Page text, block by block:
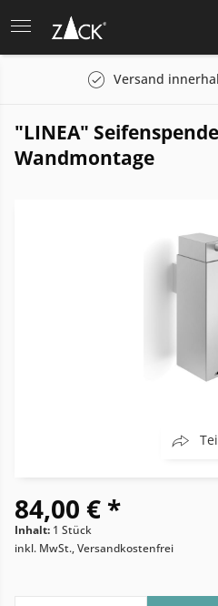
Versand
"LINEA"
Wandmontage
84,00 € *
Inhalt: 1 Stück
inkl. MwSt., Versandkostenfrei